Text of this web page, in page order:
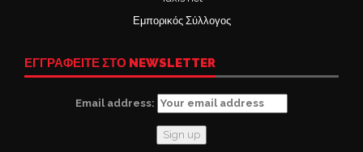
Εμπορικός Σύλλογος
ΕΓΓΡΑΦΕΙΤΕ ΣΤΟ NEWSLETTER
Email address: